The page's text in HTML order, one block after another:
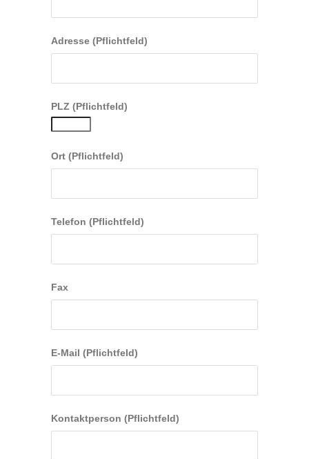
Adresse (Pflichtfeld)
PLZ (Pflichtfeld)
Ort (Pflichtfeld)
Telefon (Pflichtfeld)
Fax
E-Mail (Pflichtfeld)
Kontaktperson (Pflichtfeld)